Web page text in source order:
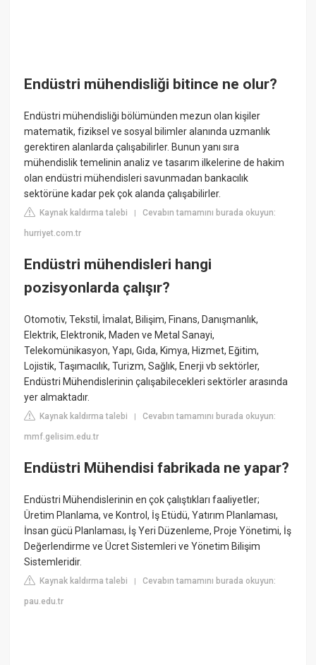
Endüstri mühendisliği bitince ne olur?
Endüstri mühendisliği bölümünden mezun olan kişiler
matematik, fiziksel ve sosyal bilimler alanında uzmanlık
gerektiren alanlarda çalışabilirler. Bunun yanı sıra
mühendislik temelinin analiz ve tasarım ilkelerine de hakim
olan endüstri mühendisleri savunmadan bankacılık
sektörüne kadar pek çok alanda çalışabilirler.
Kaynak kaldırma talebi |Cevabın tamamını burada okuyun:
hurriyet.com.tr
Endüstri mühendisleri hangi
pozisyonlarda çalışır?
Otomotiv, Tekstil, İmalat, Bilişim, Finans, Danışmanlık,
Elektrik, Elektronik, Maden ve Metal Sanayi,
Telekomünikasyon, Yapı, Gıda, Kimya, Hizmet, Eğitim,
Lojistik, Taşımacılık, Turizm, Sağlık, Enerji vb sektörler,
Endüstri Mühendislerinin çalışabilecekleri sektörler arasında
yer almaktadır.
Kaynak kaldırma talebi |Cevabın tamamını burada okuyun:
mmf.gelisim.edu.tr
Endüstri Mühendisi fabrikada ne yapar?
Endüstri Mühendislerinin en çok çalıştıkları faaliyetler;
Üretim Planlama, ve Kontrol, İş Etüdü, Yatırım Planlaması,
İnsan gücü Planlaması, İş Yeri Düzenleme, Proje Yönetimi, İş
Değerlendirme ve Ücret Sistemleri ve Yönetim Bilişim
Sistemleridir.
Kaynak kaldırma talebi |Cevabın tamamını burada okuyun:
pau.edu.tr